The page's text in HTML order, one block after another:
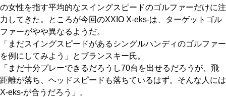
の女性を指す平均的なスイングスピードのゴルファーだけに注
力してきた。ところが今回のXXIO X-eks-は、ターゲットゴル
ファーがやや異なるようだ。
「まだスイングスピードがあるシングルハンディのゴルファー
を例にしてみよう」とブランスキー氏。
「まだ十分プレーできるだろうし70台を出せるだろうが、飛
距離が落ち、ヘッドスピードも落ちているはず。そんな人には
X-eks-が合うだろう」。